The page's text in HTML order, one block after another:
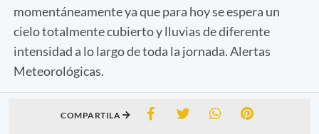
momentáneamente ya que para hoy se espera un
cielo totalmente cubierto y lluvias de diferente
intensidad a lo largo de toda la jornada. Alertas
Meteorológicas.
COMPARTILA